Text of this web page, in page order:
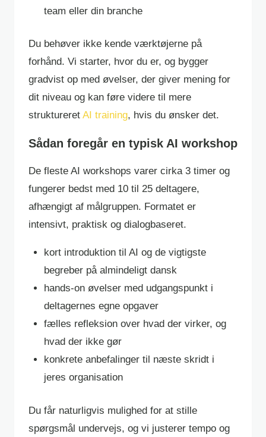
team eller din branche
Du behøver ikke kende værktøjerne på
forhånd. Vi starter, hvor du er, og bygger
gradvist op med øvelser, der giver mening for
dit niveau og kan føre videre til mere
struktureret AI training, hvis du ønsker det.
Sådan foregår en typisk AI workshop
De fleste AI workshops varer cirka 3 timer og
fungerer bedst med 10 til 25 deltagere,
afhængigt af målgruppen. Formatet er
intensivt, praktisk og dialogbaseret.
kort introduktion til AI og de vigtigste
begreber på almindeligt dansk
hands-on øvelser med udgangspunkt i
deltagernes egne opgaver
fælles refleksion over hvad der virker, og
hvad der ikke gør
konkrete anbefalinger til næste skridt i
jeres organisation
Du får naturligvis mulighed for at stille
spørgsmål undervejs, og vi justerer tempo og